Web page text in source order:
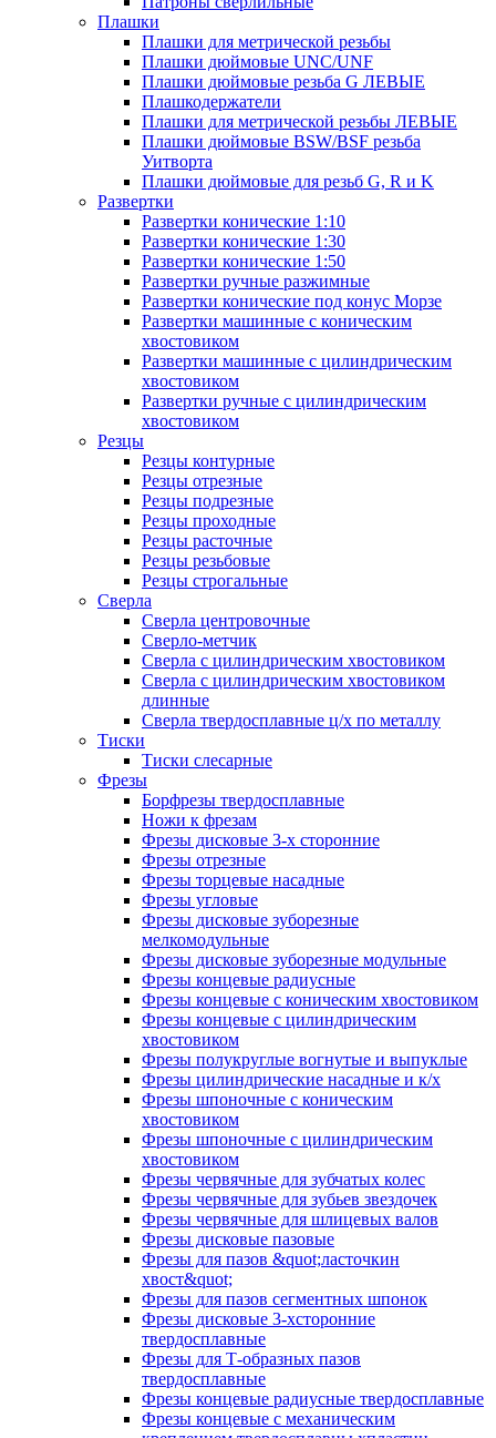
Плашки
Плашки для метрической резьбы
Плашки дюймовые UNC/UNF
Плашки дюймовые резьба G ЛЕВЫЕ
Плашкодержатели
Плашки для метрической резьбы ЛЕВЫЕ
Плашки дюймовые BSW/BSF резьба
Уитворта
Плашки дюймовые для резьб G, R и K
Развертки
Развертки конические 1:10
Развертки конические 1:30
Развертки конические 1:50
Развертки ручные разжимные
Развертки конические под конус Морзе
Развертки машинные с коническим
хвостовиком
Развертки машинные с цилиндрическим
хвостовиком
Развертки ручные с цилиндрическим
хвостовиком
Резцы
Резцы контурные
Резцы отрезные
Резцы подрезные
Резцы проходные
Резцы расточные
Резцы резьбовые
Резцы строгальные
Сверла
Сверла центровочные
Сверло-метчик
Сверла с цилиндрическим хвостовиком
Сверла с цилиндрическим хвостовиком
длинные
Сверла твердосплавные ц/х по металлу
Тиски
Тиски слесарные
Фрезы
Борфрезы твердосплавные
Ножи к фрезам
Фрезы дисковые 3-х сторонние
Фрезы отрезные
Фрезы торцевые насадные
Фрезы угловые
Фрезы дисковые зуборезные
мелкомодульные
Фрезы дисковые зуборезные модульные
Фрезы концевые радиусные
Фрезы концевые с коническим хвостовиком
Фрезы концевые с цилиндрическим
хвостовиком
Фрезы полукруглые вогнутые и выпуклые
Фрезы цилиндрические насадные и к/х
Фрезы шпоночные с коническим
хвостовиком
Фрезы шпоночные с цилиндрическим
хвостовиком
Фрезы червячные для зубчатых колес
Фрезы червячные для зубьев звездочек
Фрезы червячные для шлицевых валов
Фрезы дисковые пазовые
Фрезы для пазов &quot;ласточкин
хвост&quot;
Фрезы для пазов сегментных шпонок
Фрезы дисковые 3-хсторонние
твердосплавные
Фрезы для Т-образных пазов
твердосплавные
Фрезы концевые радиусные твердосплавные
Фрезы концевые с механическим